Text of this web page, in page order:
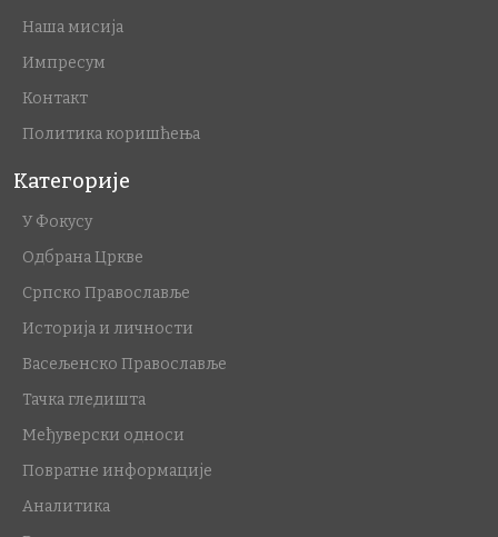
Наша мисија
Импресум
Контакт
Политика коришћења
Категорије
У Фокусу
Одбрана Цркве
Српско Православље
Историја и личности
Васељенско Православље
Тачка гледишта
Међуверски односи
Повратне информације
Аналитика